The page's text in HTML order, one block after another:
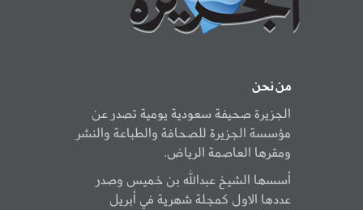
من نحن
الجزيرة صحيفة سعودية يومية تصدر عن
مؤسسة الجزيرة للصحافة والطباعة والنشر
ومقرها العاصمة الرياض.
أسسها الشيخ عبدالله بن خميس وصدر
عددها الاول كمجلة شهرية في أبريل